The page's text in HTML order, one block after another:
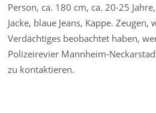
Person, ca. 180 cm, ca. 20-25
Jacke, blaue Jeans, Kappe. Zeugen,
Verdächtiges beobachtet haben,
Polizeirevier Mannheim-
zu kontaktieren.